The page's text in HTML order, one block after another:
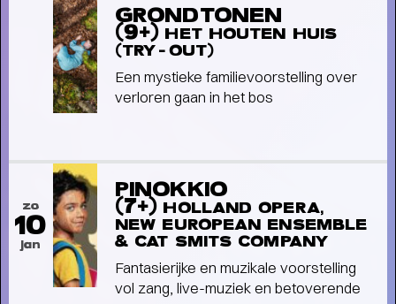
GRONDTONEN
(9+) HET HOUTEN HUIS
(TRY-OUT)
Een mystieke familievoorstelling over
verloren gaan in het bos
zo
10
jan
PINOKKIO
(7+) HOLLAND OPERA,
NEW EUROPEAN ENSEMBLE
& CAT SMITS COMPANY
Fantasierijke en muzikale voorstelling
vol zang, live-muziek en betoverende